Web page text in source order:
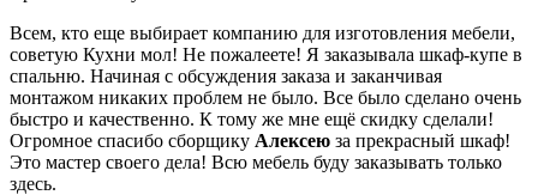
Всем, кто еще выбирает компанию для изготовления мебели,
советую Кухни мол! Не пожалеете! Я заказывала шкаф-купе в
спальню. Начиная с обсуждения заказа и заканчивая
монтажом никаких проблем не было. Все было сделано очень
быстро и качественно. К тому же мне ещё скидку сделали!
Огромное спасибо сборщику Алексею за прекрасный шкаф!
Это мастер своего дела! Всю мебель буду заказывать только
здесь.